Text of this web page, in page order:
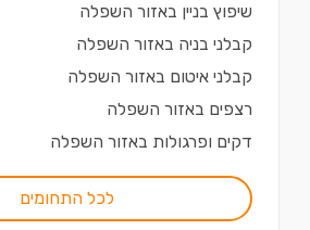
שיפוץ בניין באזור השפלה
קבלני בניה באזור השפלה
קבלני איטום באזור השפלה
רצפים באזור השפלה
דקים ופרגולות באזור השפלה
לכל התחומים